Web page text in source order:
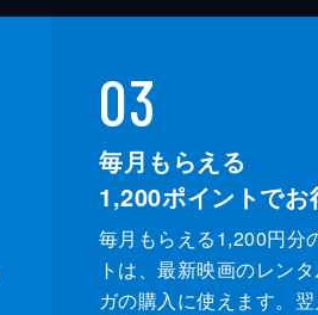
03
毎月もらえる
1,200ポイントでお
毎月もらえる1,200円分
トは、最新映画のレン
ガの購入に使えます。